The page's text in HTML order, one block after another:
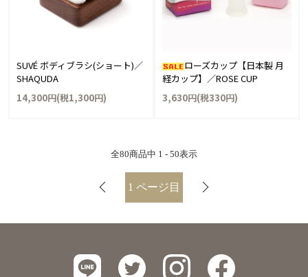
SUVÉ ボディブラシ(ショート)／
SHAQUDA
14,300円(税1,300円)
ローズカップ【日本製 月
経カップ】／ROSE CUP
3,630円(税330円)
全80商品中 1 - 50表示
1 ページ目